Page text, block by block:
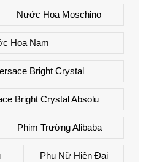
Nước Hoa Moschino
Hoa Nam
Bright Crystal
Bright Crystal Absolu
Phim Trường Alibaba
Phụ Nữ Hiện Đại